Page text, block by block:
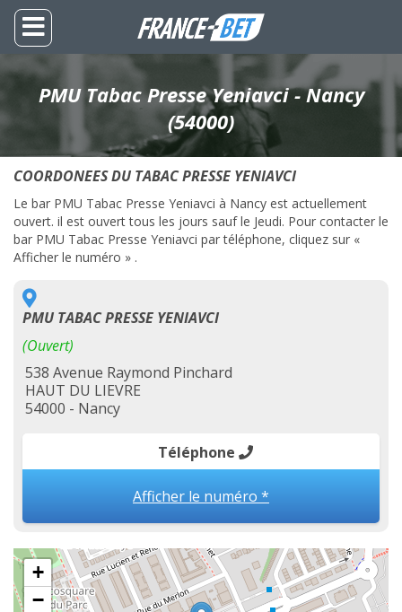
PMU Tabac Presse Yeniavci - Nancy
(54000)
COORDONEES DU TABAC PRESSE YENIAVCI
Le bar PMU Tabac Presse Yeniavci à Nancy est actuellement
ouvert. il est ouvert tous les jours sauf le Jeudi. Pour contacter le
bar PMU Tabac Presse Yeniavci par téléphone, cliquez sur «
Afficher le numéro » .
PMU TABAC PRESSE YENIAVCI
(Ouvert)
538 Avenue Raymond Pinchard
HAUT DU LIEVRE
54000 - Nancy
Téléphone
Afficher le numéro *
+
−